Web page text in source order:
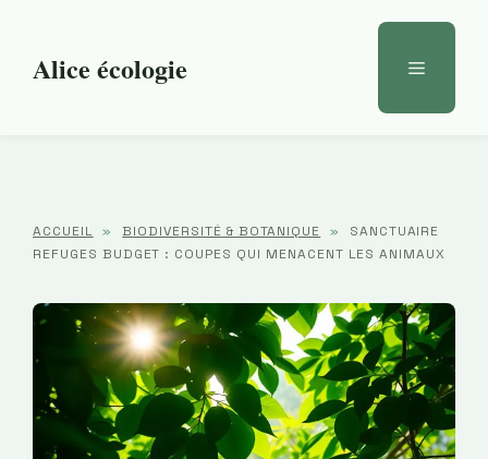
contenuAlice écologie Menu
ACCUEIL » BIODIVERSITÉ & BOTANIQUE »
SANCTUAIRE
REFUGES BUDGET : COUPES QUI MENACENT LES ANIMAUX